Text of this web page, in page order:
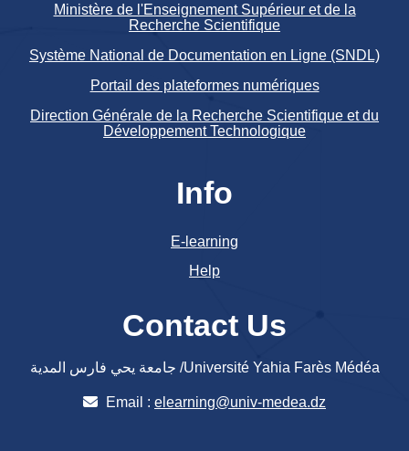
Ministère de l'Enseignement Supérieur et de la
Recherche Scientifique
Système National de Documentation en Ligne (SNDL)
Portail des plateformes numériques
Direction Générale de la Recherche Scientifique et du
Développement Technologique
Info
E-learning
Help
Contact Us
جامعة يحي فارس المدية /Université Yahia Farès Médéa
Email : elearning@univ-medea.dz